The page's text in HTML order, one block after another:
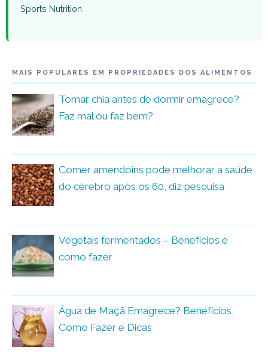
Sports Nutrition.
MAIS POPULARES EM PROPRIEDADES DOS ALIMENTOS
Tomar chia antes de dormir emagrece?
Faz mal ou faz bem?
Comer amendoins pode melhorar a saúde
do cérebro após os 60, diz pesquisa
Vegetais fermentados – Benefícios e
como fazer
Água de Maçã Emagrece? Benefícios,
Como Fazer e Dicas